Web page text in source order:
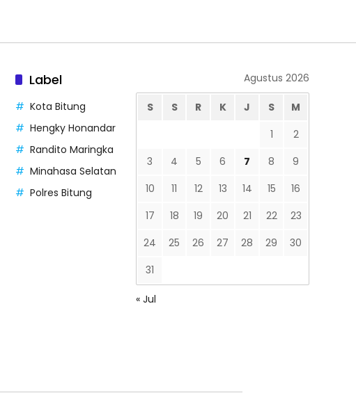
Label
Kota Bitung
Hengky Honandar
Randito Maringka
Minahasa Selatan
Polres Bitung
Agustus 2026
S S R K J S
M
1
2
3
4 5 6 7 8
9
10
11 12 13 14 15
16
17
18 19 20 21 22
23
24
25 26 27 28 29
30
31
« Jul